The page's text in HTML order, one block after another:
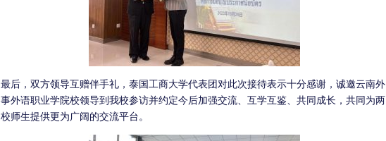
最后，双方领导互赠伴手礼，泰国工商大学代表团对此次接待表示十分感谢，诚邀云南外
事外语职业学院校领导到我校参访并约定今后加强交流、互学互鉴、共同成长，共同为两
校师生提供更为广阔的交流平台。